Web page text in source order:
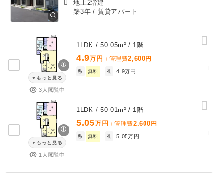
地上2階建
築3年 / 賃貸アパート
もっと見る
3人閲覧中
1LDK / 50.05m² / 1階
4.9万円 ＋管理費2,600 円
敷 無料 礼 4.9万円
もっと見る
1人閲覧中
1LDK / 50.01m² / 1階
5.05万円 ＋管理費2,600 円
敷 無料 礼 5.05万円